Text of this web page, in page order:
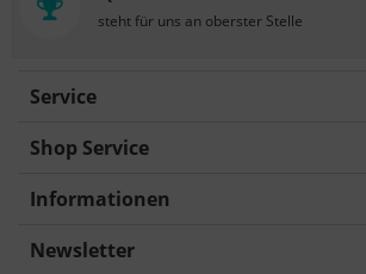
steht für uns an oberster Stelle
Service
Shop Service
Informationen
Newsletter